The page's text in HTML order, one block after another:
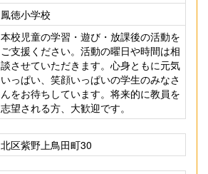
鳳徳小学校
本校児童の学習・遊び・放課後の活動を
ご支援ください。活動の曜日や時間は相
談させていただきます。心身ともに元気
いっぱい、笑顔いっぱいの学生のみなさ
んをお待ちしています。将来的に教員を
志望される方、大歓迎です。
北区紫野上鳥田町30